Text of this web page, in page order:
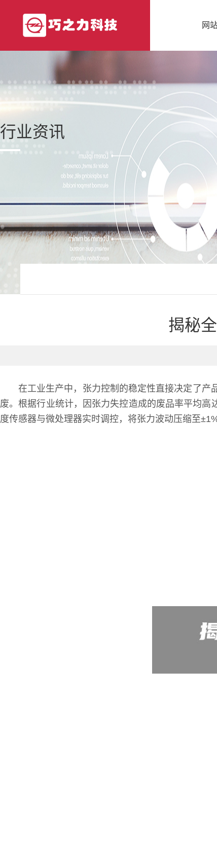
网
行业资讯
揭秘
在工业生产中，张力控制的稳定性直接决定了
废。根据行业统计，因张力失控造成的废品率平均
度传感器与微处理器实时调控，将张力波动压缩至